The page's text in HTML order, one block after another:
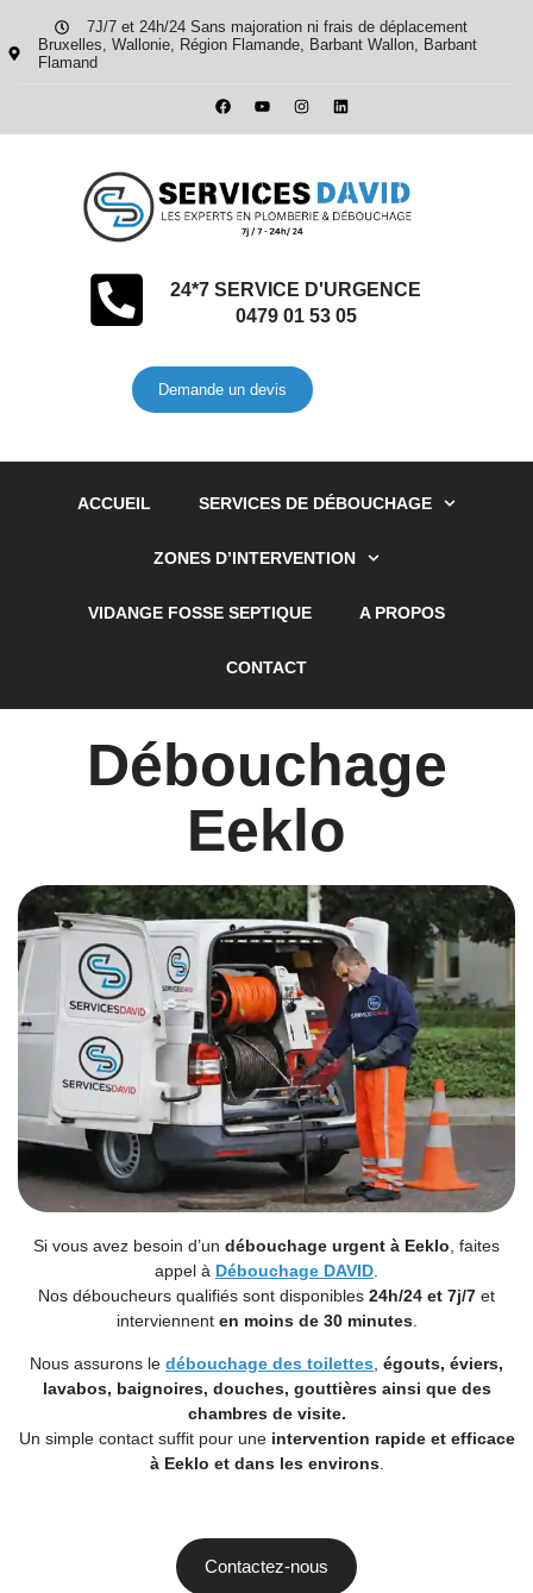
7J/7 et 24h/24 Sans majoration ni frais de déplacement
Bruxelles, Wallonie, Région Flamande, Barbant Wallon, Barbant
Flamand
24*7 SERVICE D'URGENCE
0479 01 53 05
Demande un devis
ACCUEIL SERVICES DE DÉBOUCHAGE
ZONES D’INTERVENTION
VIDANGE FOSSE SEPTIQUE A PROPOS
CONTACT
Débouchage
Eeklo
Si vous avez besoin d’un débouchage urgent à Eeklo, faites
appel à Débouchage DAVID.
Nos déboucheurs qualifiés sont disponibles 24h/24 et 7j/7 et
interviennent en moins de 30 minutes.
Nous assurons le débouchage des toilettes, égouts, éviers,
lavabos, baignoires, douches, gouttières ainsi que des
chambres de visite.
Un simple contact suffit pour une intervention rapide et efficace
à Eeklo et dans les environs.
Contactez-nous